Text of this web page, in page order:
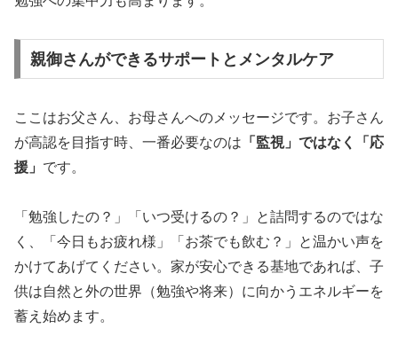
親御さんができるサポートとメンタルケア
ここはお父さん、お母さんへのメッセージです。お子さん
が高認を目指す時、一番必要なのは 「監視」ではなく「応
援」 です。
「勉強したの？」「いつ受けるの？」と詰問するのではな
く、「今日もお疲れ様」「お茶でも飲む？」と温かい声を
かけてあげてください。家が安心できる基地であれば、子
供は自然と外の世界（勉強や将来）に向かうエネルギーを
蓄え始めます。